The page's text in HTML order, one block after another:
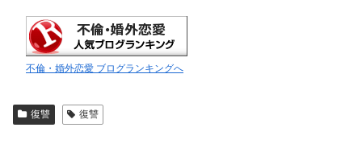
不倫・婚外恋愛 ブログランキングへ
復讐 復讐